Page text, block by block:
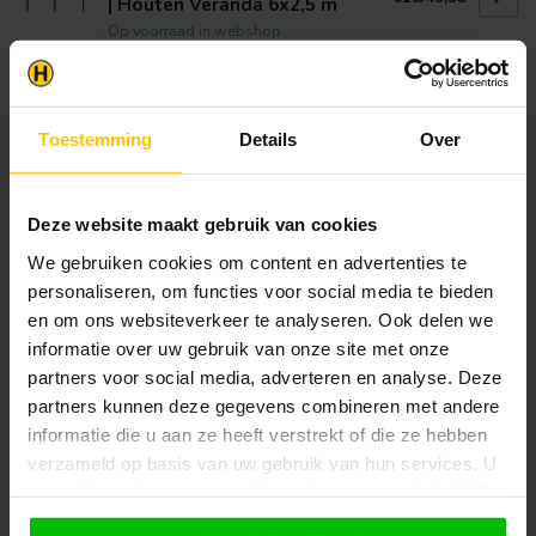
Toestemming Details Over
Deze website maakt gebruik van cookies
We gebruiken cookies om content en advertenties te
personaliseren, om functies voor social media te bieden
en om ons websiteverkeer te analyseren. Ook delen we
informatie over uw gebruik van onze site met onze
partners voor social media, adverteren en analyse. Deze
partners kunnen deze gegevens combineren met andere
informatie die u aan ze heeft verstrekt of die ze hebben
verzameld op basis van uw gebruik van hun services. U
gebruiken.
Op voorraad in webshop
Heb je een vraag? Stel je vraag via onze chat,
bekijk onzeveelgestelde vragenof neem
graag verder met het samenstellen van uw
bestelling.
Afhalen en zeker weten dan uw
producten aanwezig zijn?:
1.Voeg alle gewenste producten toe in de
winkelwagen.
2.Ga naar de “Mijn Winkelwagen” pagina.
3. Rond de bestelling af waarbij je kiest voor